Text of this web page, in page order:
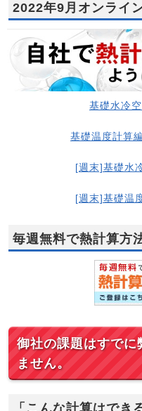
2022年9月オンライ
基礎水冷
基礎温度計算
[週末]基礎水
[週末]基礎温
毎週無料で熱計算方
御社の課題はすで
ません。